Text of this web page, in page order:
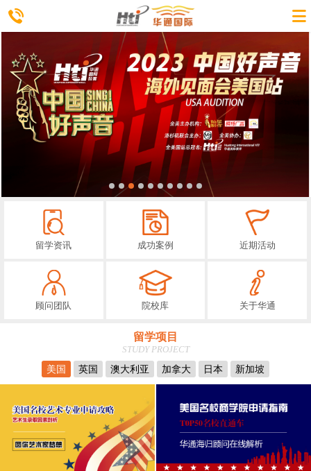
留学资讯 成功案例 近期活动
顾问团队 院校库 关于华通
留学项目
STUDY PROJECT
美国
英国 澳大利亚 加拿大 日本 新加坡